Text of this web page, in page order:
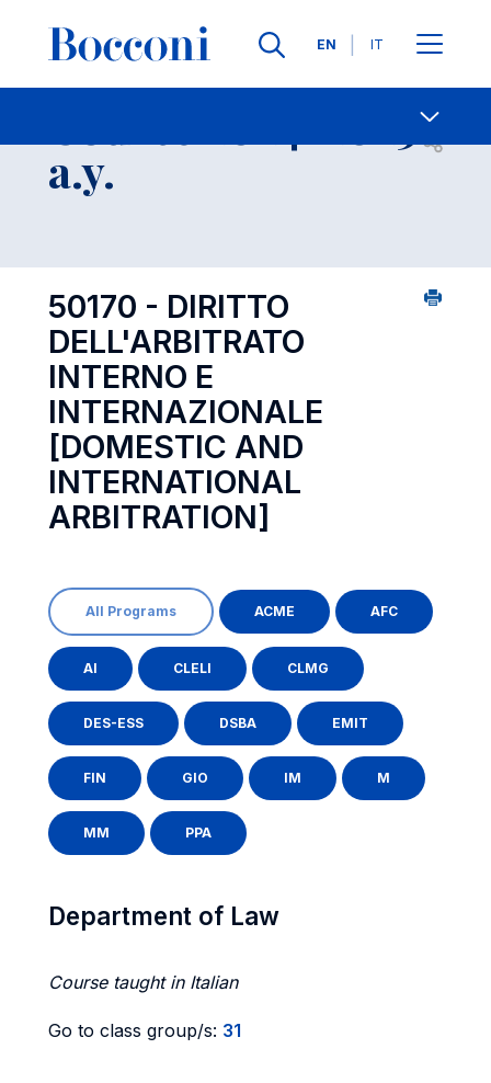
Languages
EN IT
- Contact Us
a.y. Open
50170 - DIRITTO
DELL'ARBITRATO
INTERNO E
INTERNAZIONALE
[DOMESTIC AND
INTERNATIONAL
ARBITRATION]
All Programs ACME AFC
AI CLELI CLMG
DES-ESS DSBA EMIT
FIN GIO IM M
MM PPA
Department of Law
Course taught in Italian
Go to class group/s: 31